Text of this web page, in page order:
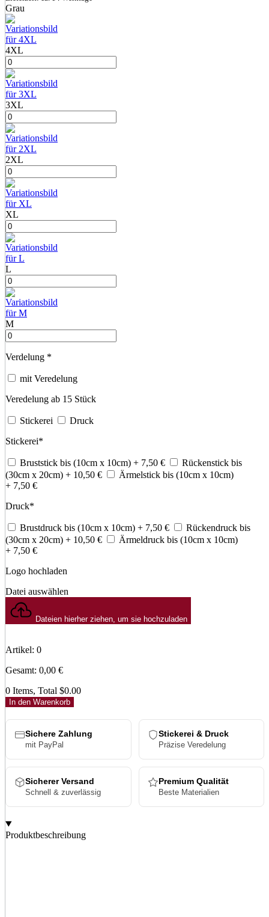
Grau
4XL
3XL
2XL
XL
L
M
Verdelung *
mit Veredelung
Veredelung ab 15 Stück
Stickerei
Druck
Stickerei*
Bruststick bis (10cm x 10cm) + 7,50 €
Rückenstick bis
(30cm x 20cm) + 10,50 €
Ärmelstick bis (10cm x 10cm)
+ 7,50 €
Druck*
Brustdruck bis (10cm x 10cm) + 7,50 €
Rückendruck bis
(30cm x 20cm) + 10,50 €
Ärmeldruck bis (10cm x 10cm)
+ 7,50 €
Logo hochladen
Datei auswählen
Dateien hierher ziehen, um sie hochzuladen
Artikel: 0
Gesamt: 0,00 €
0 Items, Total $0.00
In den Warenkorb
Sichere Zahlung
mit PayPal
Stickerei & Druck
Präzise Veredelung
Sicherer Versand
Schnell & zuverlässig
Premium Qualität
Beste Materialien
Produktbeschreibung